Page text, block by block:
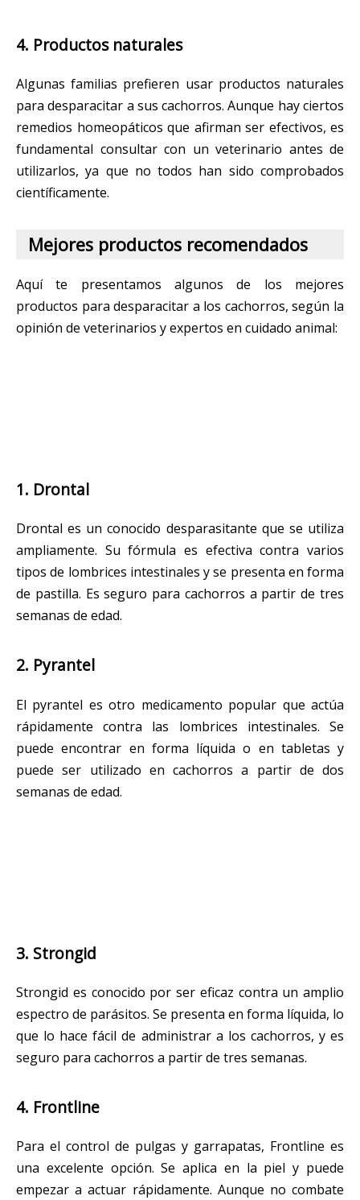
4. Productos naturales
Algunas familias prefieren usar productos naturales
para desparacitar a sus cachorros. Aunque hay ciertos
remedios homeopáticos que afirman ser efectivos, es
fundamental consultar con un veterinario antes de
utilizarlos, ya que no todos han sido comprobados
científicamente.
Mejores productos recomendados
Aquí te presentamos algunos de los mejores
productos para desparacitar a los cachorros, según la
opinión de veterinarios y expertos en cuidado animal:
1. Drontal
Drontal es un conocido desparasitante que se utiliza
ampliamente. Su fórmula es efectiva contra varios
tipos de lombrices intestinales y se presenta en forma
de pastilla. Es seguro para cachorros a partir de tres
semanas de edad.
2. Pyrantel
El pyrantel es otro medicamento popular que actúa
rápidamente contra las lombrices intestinales. Se
puede encontrar en forma líquida o en tabletas y
puede ser utilizado en cachorros a partir de dos
semanas de edad.
3. Strongid
Strongid es conocido por ser eficaz contra un amplio
espectro de parásitos. Se presenta en forma líquida, lo
que lo hace fácil de administrar a los cachorros, y es
seguro para cachorros a partir de tres semanas.
4. Frontline
Para el control de pulgas y garrapatas, Frontline es
una excelente opción. Se aplica en la piel y puede
empezar a actuar rápidamente. Aunque no combate